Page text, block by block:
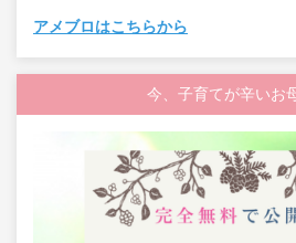
アメブロはこちらから
今、子育てが辛いお